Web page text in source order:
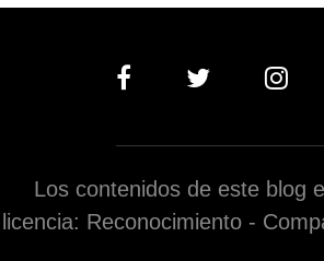
Los contenidos de este blog
licencia: Reconocimiento -